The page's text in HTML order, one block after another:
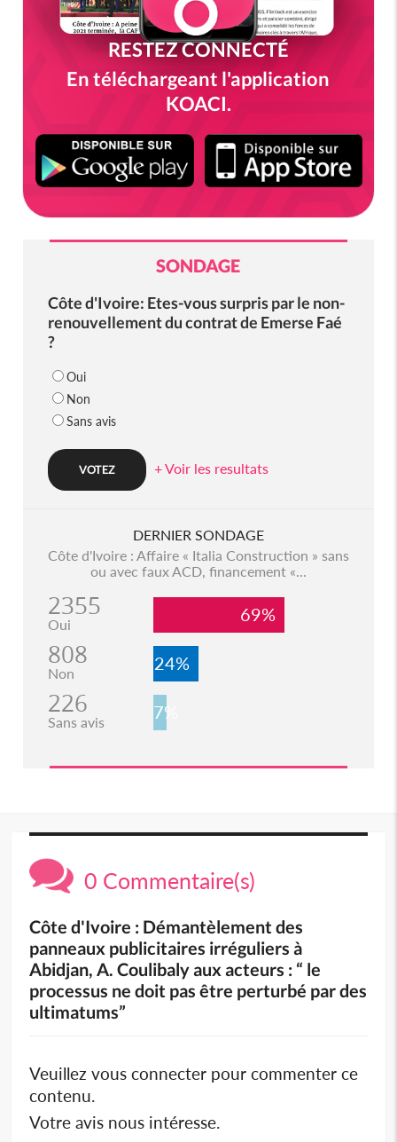
RESTEZ CONNECTÉ
En téléchargeant l'application
KOACI.
SONDAGE
Côte d'Ivoire: Etes-vous surpris par le non-
renouvellement du contrat de Emerse Faé
?
Oui
Non
Sans avis
+ Voir les resultats
DERNIER SONDAGE
Côte d'Ivoire : Affaire « Italia Construction » sans
ou avec faux ACD, financement «...
2355
Oui 69%
808
Non 24%
226
Sans avis 7%
0 Commentaire(s)
Côte d'Ivoire : Démantèlement des
panneaux publicitaires irréguliers à
Abidjan, A. Coulibaly aux acteurs : “ le
processus ne doit pas être perturbé par des
ultimatums”
Veuillez vous connecter pour commenter ce
contenu.
Votre avis nous intéresse.